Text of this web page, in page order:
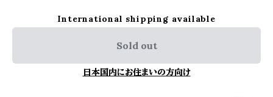
International shipping available
Sold out
日本国内にお住まいの方向け